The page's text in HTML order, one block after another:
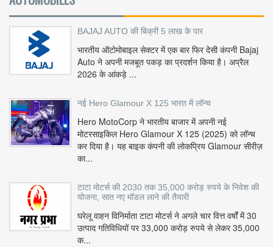
BAJAJ AUTO की बिक्री 5 लाख के पार
भारतीय ऑटोमोबाइल सेक्टर में एक बार फिर देसी कंपनी Bajaj
Auto ने अपनी मजबूत पकड़ का प्रदर्शन किया है। अप्रैल
2026 के आंकड़े ...
नई Hero Glamour X 125 भारत में लॉन्च
Hero MotoCorp ने भारतीय बाजार में अपनी नई
मोटरसाइकिल Hero Glamour X 125 (2025) को लॉन्च
कर दिया है। यह बाइक कंपनी की लोकप्रिय Glamour सीरीज़
का...
टाटा मोटर्स की 2030 तक 35,000 करोड़ रुपये के निवेश की
योजना, सात नए मॉडल लाने की तैयारी
घरेलू वाहन विनिर्माता टाटा मोटर्स ने अगले चार वित्त वर्षों में 30
उत्पाद गतिविधियों पर 33,000 करोड़ रुपये से लेकर 35,000
क...